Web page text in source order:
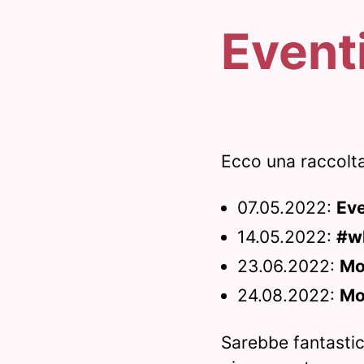
Ecco una
07.05.2022:
14.05.2022:
23.06.2022:
24.08.2022:
Sarebbe